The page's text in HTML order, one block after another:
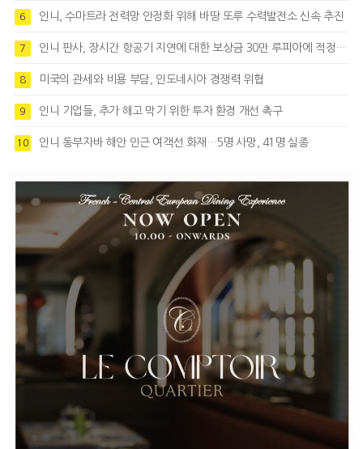
6 인니, 수마트라 전력망 안정화 위해 바땅 또루 수력발전소 신속 추진
7 인니 판사, 장시간 항공기 지연에 대한 보상금 30만 루피아에 적정성 제기
8 미국의 관세와 비용 부담, 인도네시아 경쟁력 위협
9 인니 기업들, 추가 해고 막기 위한 투자 환경 개선 촉구
10 인니 동부자바 해안 인근 여객선 화재…5명 사망, 41명 실종